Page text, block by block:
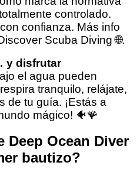
controlado.
confianza. Más info
Scuba Diving🌐.
y disfrutar
el agua pueden
tranquilo, relájate,
de tu guía. ¡Estás a
mágico! 🐠🪸
Deep Ocean Diver
bautizo?